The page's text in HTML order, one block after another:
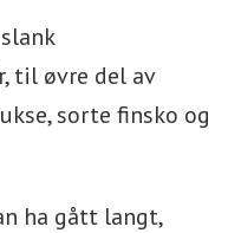
til øvre del av
sorte finsko og
ha gått langt,